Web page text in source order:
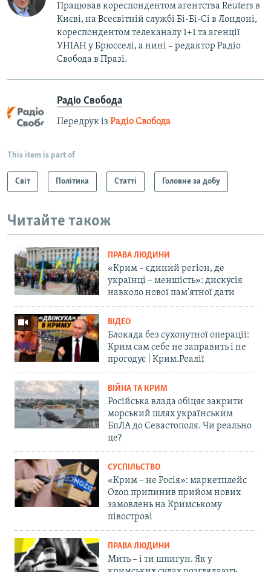
Працював кореспондентом агентства Reuters в
Києві, на Всесвітній службі Бі-Бі-Сі в Лондоні,
кореспондентом телеканалу 1+1 та агенції
УНІАН у Брюсселі, а нині – редактор Радіо
Свобода в Празі.
Радіо Свобода
Передрук із Радіо Свобода
This item is part of
Світ Політика Статті Головне за добу
Читайте також
ПРАВА ЛЮДИНИ
«Крим – єдиний регіон, де
українці – меншість»: дискусія
навколо нової пам'ятної дати
ВІДЕО
Блокада без сухопутної операції:
Крим сам себе не заправить і не
прогодує | Крим.Реалії
ВІЙНА ТА КРИМ
Російська влада обіцяє закрити
морський шлях українським
БпЛА до Севастополя. Чи реально
це?
СУСПІЛЬСТВО
«Крим – не Росія»: маркетплейс
Ozon припинив прийом нових
замовлень на Кримському
півострові
ПРАВА ЛЮДИНИ
Мить – і ти шпигун. Як у